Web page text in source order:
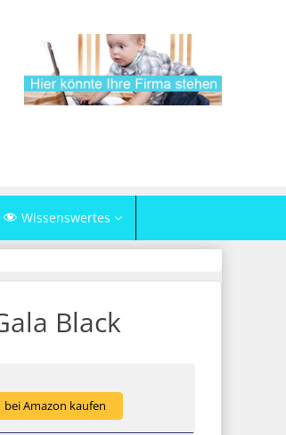
Wissenswertes
Black
bei Amazon kaufen